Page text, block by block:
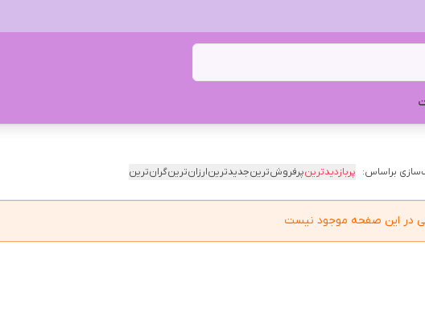
براساس: پربازدیدترینپرفروش‌ترینجدیدترینارزان‌ترینگران‌ترین
در این صفحه موجود نیست